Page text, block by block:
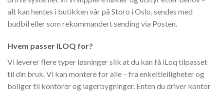
alt kan hentes i butikken vår på Storo i Oslo, sendes med
budbil eller som rekommandert sending via Posten.
Hvem passer ILOQ for?
Vi leverer flere typer løsninger slik at du kan få iLoq tilpasset
til din bruk. Vi kan montere for alle – fra enkeltleiligheter og
boliger til kontorer og lagerbygninger. Enten du driver kontor